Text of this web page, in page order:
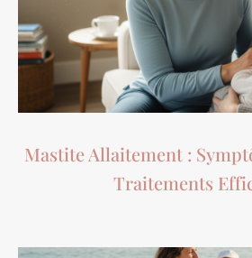
Mastite Allaitement :
Traitements